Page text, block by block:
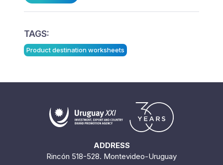
TAGS:
Product destination worksheets
ADDRESS
Rincón 518-528. Montevideo-Uruguay